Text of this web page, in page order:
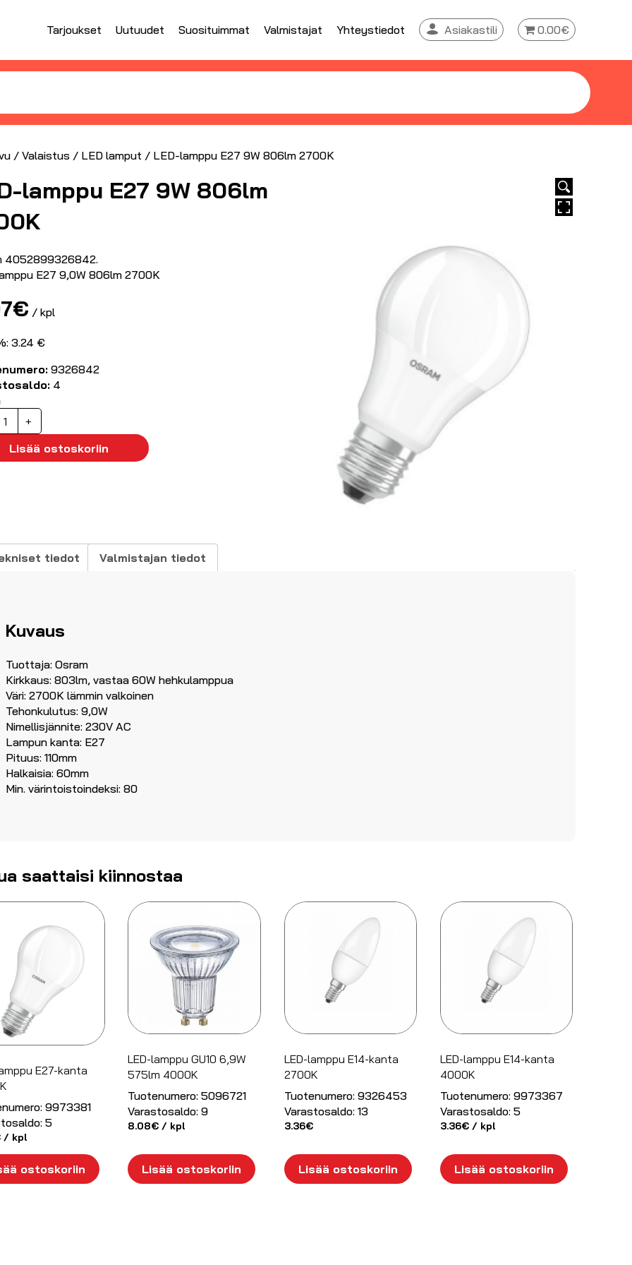
Tarjoukset Uutuudet Suosituimmat Valmistajat Yhteystiedot Asiakastili 0.00€
/ Valaistus / LED lamput / LED-lamppu E27 9W 806lm 2700K
lamppu E27 9W 806lm
4052899326842.
E27 9,0W 806lm 2700K
€ / kpl
3.24 €
9326842
4
+
Lisää ostoskoriin
tiedot Valmistajan tiedot
Kuvaus
Tuottaja: Osram
Kirkkaus: 803lm, vastaa 60W hehkulamppua
Väri: 2700K lämmin valkoinen
Tehonkulutus: 9,0W
Nimellisjännite: 230V AC
Lampun kanta: E27
Pituus: 110mm
Halkaisia: 60mm
Min. värintoistoindeksi: 80
saattaisi kiinnostaa
E27-kanta
9973381
5
/ kpl
ostoskoriin
LED-lamppu GU10 6,9W
575lm 4000K
Tuotenumero: 5096721
Varastosaldo: 9
8.08€ / kpl
Lisää ostoskoriin
LED-lamppu E14-kanta
2700K
Tuotenumero: 9326453
Varastosaldo: 13
3.36€
Lisää ostoskoriin
LED-lamppu E14-kanta
4000K
Tuotenumero: 9973367
Varastosaldo: 5
3.36€/ kpl
Lisää ostoskoriin